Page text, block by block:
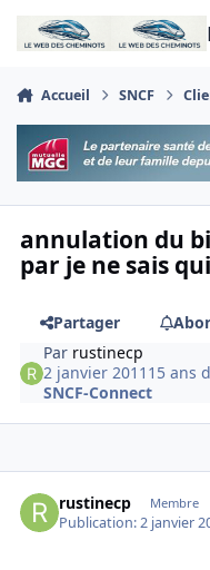
Aller au contenu
Accueil SNCF
annulation du
par je ne sais
Partager
Par rustinecp
2 janvier 2011 15 ans
SNCF-Connect
rustinecp Membre
Publication:2 janvier